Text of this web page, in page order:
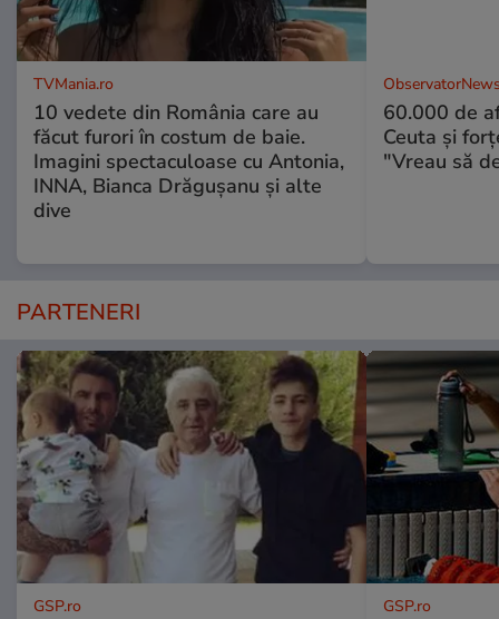
TVMania.ro
10 vedete din România care au
făcut furori în costum de baie.
Imagini spectaculoase cu Antonia,
INNA, Bianca Drăgușanu și alte
dive
60.000 de
Ceuta şi
"Vreau să
PARTENERI
GSP.ro GSP.ro